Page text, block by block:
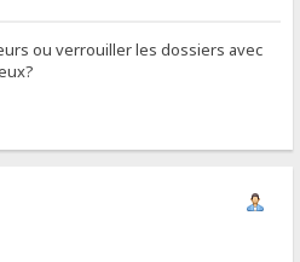
ou verrouiller les dossiers avec